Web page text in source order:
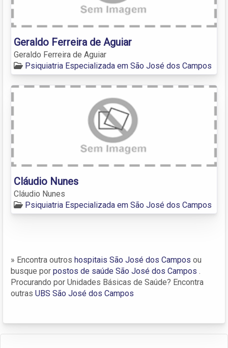
Geraldo Ferreira de Aguiar
Geraldo Ferreira de Aguiar
Psiquiatria Especializada em São José dos Campos
Cláudio Nunes
Cláudio Nunes
Psiquiatria Especializada em São José dos Campos
» Encontra outros hospitais São José dos Campos ou
busque por postos de saúde São José dos Campos .
Procurando por Unidades Básicas de Saúde? Encontra
outras UBS São José dos Campos